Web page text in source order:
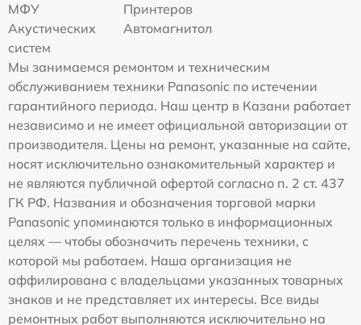
МФУ
Принтеров
Акустических
систем
Автомагнитол
Мы занимаемся ремонтом и техническим
обслуживанием техники Panasonic по истечении
гарантийного периода. Наш центр в Казани работает
независимо и не имеет официальной авторизации от
производителя. Цены на ремонт, указанные на сайте,
носят исключительно ознакомительный характер и
не являются публичной офертой согласно п. 2 ст. 437
ГК РФ. Названия и обозначения торговой марки
Panasonic упоминаются только в информационных
целях — чтобы обозначить перечень техники, с
которой мы работаем. Наша организация не
аффилирована с владельцами указанных товарных
знаков и не представляет их интересы. Все виды
ремонтных работ выполняются исключительно на